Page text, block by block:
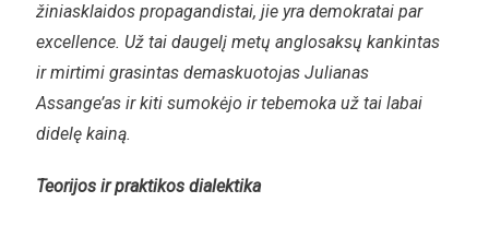
žiniasklaidos propagandistai, jie yra demokratai par
excellence. Už tai daugelį metų anglosaksų kankintas
ir mirtimi grasintas demaskuotojas Julianas
Assange’as ir kiti sumokėjo ir tebemoka už tai labai
didelę kainą.
Teorijos ir praktikos dialektika